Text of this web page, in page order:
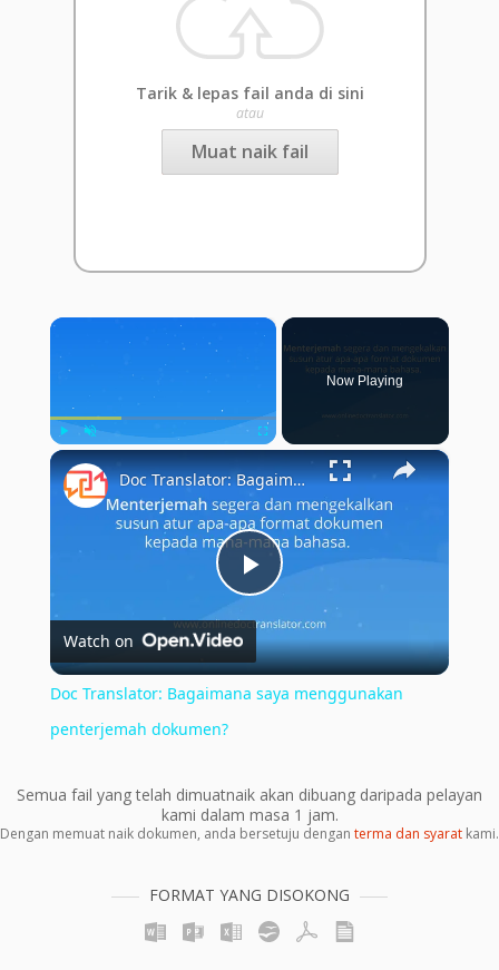
Tarik & lepas fail anda di sini
atau
Muat naik fail
×
Play Unmute Fullscreen
Now Playing
×
Play
Video
Doc Translator: Bagaimana saya menggunakan penterjemah dokumen?
Watch on
Doc Translator: Bagaimana saya menggunakan
penterjemah dokumen?
Semua fail yang telah dimuatnaik akan dibuang daripada pelayan
kami dalam masa 1 jam.
Dengan memuat naik dokumen, anda bersetuju dengan terma dan syarat kami.
FORMAT YANG DISOKONG